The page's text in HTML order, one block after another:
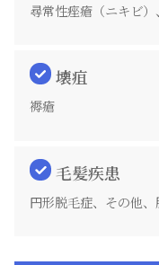
尋常性痤瘡（ニキビ
壊疽
褥瘡
毛髪疾患
円形脱毛症、その他